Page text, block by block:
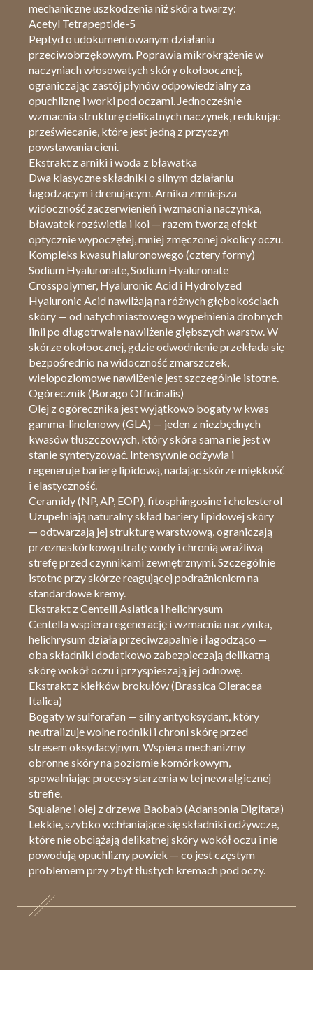
mechaniczne uszkodzenia niż skóra twarzy:
Acetyl Tetrapeptide-5
Peptyd o udokumentowanym działaniu
przeciwobrzękowym. Poprawia mikrokrążenie w
naczyniach włosowatych skóry okołoocznej,
ograniczając zastój płynów odpowiedzialny za
opuchliznę i worki pod oczami. Jednocześnie
wzmacnia strukturę delikatnych naczynek, redukując
przeświecanie, które jest jedną z przyczyn
powstawania cieni.
Ekstrakt z arniki i woda z bławatka
Dwa klasyczne składniki o silnym działaniu
łagodzącym i drenującym. Arnika zmniejsza
widoczność zaczerwienień i wzmacnia naczynka,
bławatek rozświetla i koi — razem tworzą efekt
optycznie wypoczętej, mniej zmęczonej okolicy oczu.
Kompleks kwasu hialuronowego (cztery formy)
Sodium Hyaluronate, Sodium Hyaluronate
Crosspolymer, Hyaluronic Acid i Hydrolyzed
Hyaluronic Acid nawilżają na różnych głębokościach
skóry — od natychmiastowego wypełnienia drobnych
linii po długotrwałe nawilżenie głębszych warstw. W
skórze okołoocznej, gdzie odwodnienie przekłada się
bezpośrednio na widoczność zmarszczek,
wielopoziomowe nawilżenie jest szczególnie istotne.
Ogórecznik (Borago Officinalis)
Olej z ogórecznika jest wyjątkowo bogaty w kwas
gamma-linolenowy (GLA) — jeden z niezbędnych
kwasów tłuszczowych, który skóra sama nie jest w
stanie syntetyzować. Intensywnie odżywia i
regeneruje barierę lipidową, nadając skórze miękkość
i elastyczność.
Ceramidy (NP, AP, EOP), fitosphingosine i cholesterol
Uzupełniają naturalny skład bariery lipidowej skóry
— odtwarzają jej strukturę warstwową, ograniczają
przeznaskórkową utratę wody i chronią wrażliwą
strefę przed czynnikami zewnętrznymi. Szczególnie
istotne przy skórze reagującej podrażnieniem na
standardowe kremy.
Ekstrakt z Centelli Asiatica i helichrysum
Centella wspiera regenerację i wzmacnia naczynka,
helichrysum działa przeciwzapalnie i łagodząco —
oba składniki dodatkowo zabezpieczają delikatną
skórę wokół oczu i przyspieszają jej odnowę.
Ekstrakt z kiełków brokułów (Brassica Oleracea
Italica)
Bogaty w sulforafan — silny antyoksydant, który
neutralizuje wolne rodniki i chroni skórę przed
stresem oksydacyjnym. Wspiera mechanizmy
obronne skóry na poziomie komórkowym,
spowalniając procesy starzenia w tej newralgicznej
strefie.
Squalane i olej z drzewa Baobab (Adansonia Digitata)
Lekkie, szybko wchłaniające się składniki odżywcze,
które nie obciążają delikatnej skóry wokół oczu i nie
powodują opuchlizny powiek — co jest częstym
problemem przy zbyt tłustych kremach pod oczy.